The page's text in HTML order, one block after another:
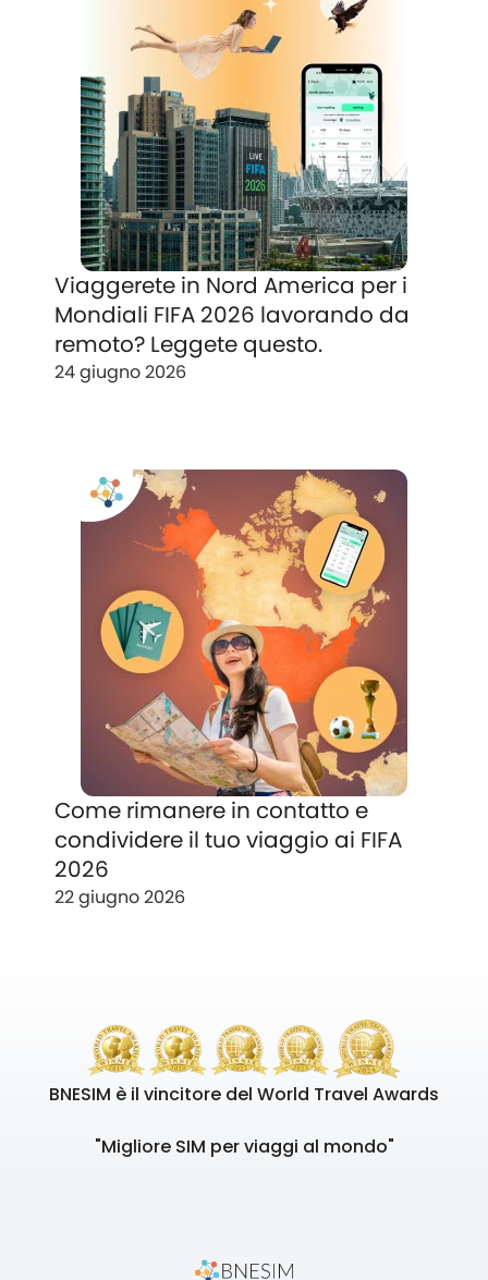
Viaggerete in Nord America per i
Mondiali FIFA 2026 lavorando da
remoto? Leggete questo.
24 giugno 2026
Come rimanere in contatto e
condividere il tuo viaggio ai FIFA
2026
22 giugno 2026
BNESIM è il vincitore del World Travel Awards
"Migliore SIM per viaggi al mondo"